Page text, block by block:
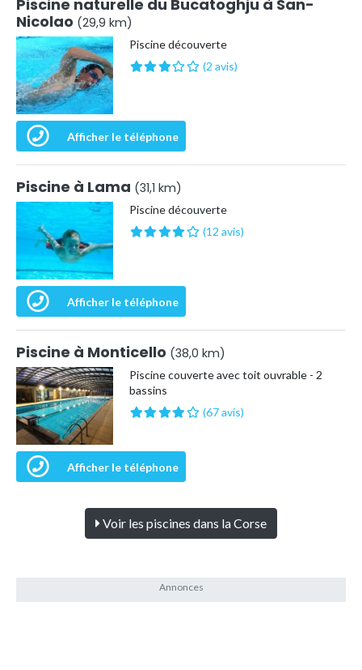
Piscine naturelle du Bucatoghju à San-
Nicolao (29,9 km)
Piscine découverte
(2 avis)
Afficher le téléphone
Piscine à Lama (31,1 km)
Piscine découverte
(12 avis)
Afficher le téléphone
Piscine à Monticello (38,0 km)
Piscine couverte avec toit ouvrable - 2
bassins
(67 avis)
Afficher le téléphone
Voir les piscines dans la Corse